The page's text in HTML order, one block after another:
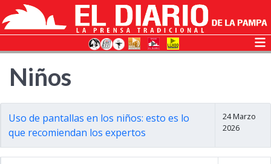
Niños
Uso de pantallas en los niños: esto es lo
que recomiendan los expertos
24 Marzo
2026